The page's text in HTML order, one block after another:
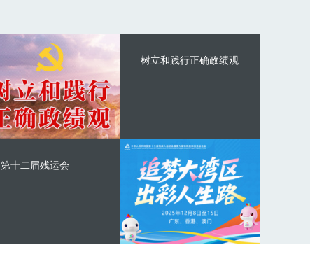
树立和践行正确政绩观
第十二届残运会